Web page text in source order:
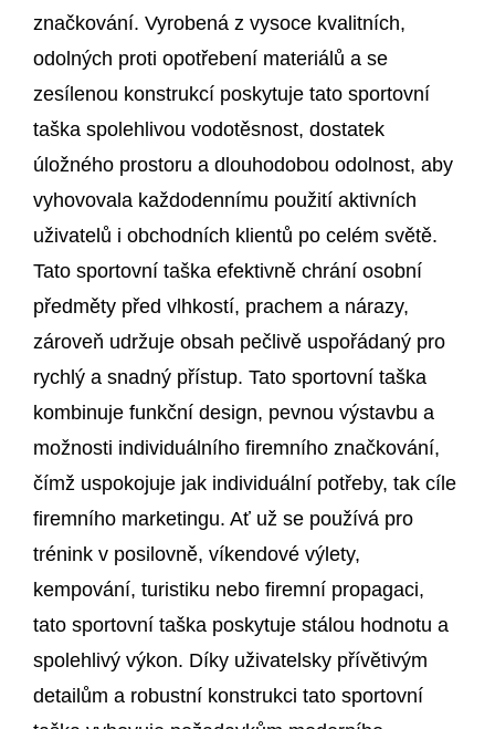
značkování. Vyrobená z vysoce kvalitních,
odolných proti opotřebení materiálů a se
zesílenou konstrukcí poskytuje tato sportovní
taška spolehlivou vodotěsnost, dostatek
úložného prostoru a dlouhodobou odolnost, aby
vyhovovala každodennímu použití aktivních
uživatelů i obchodních klientů po celém světě.
Tato sportovní taška efektivně chrání osobní
předměty před vlhkostí, prachem a nárazy,
zároveň udržuje obsah pečlivě uspořádaný pro
rychlý a snadný přístup. Tato sportovní taška
kombinuje funkční design, pevnou výstavbu a
možnosti individuálního firemního značkování,
čímž uspokojuje jak individuální potřeby, tak cíle
firemního marketingu. Ať už se používá pro
trénink v posilovně, víkendové výlety,
kempování, turistiku nebo firemní propagaci,
tato sportovní taška poskytuje stálou hodnotu a
spolehlivý výkon. Díky uživatelsky přívětivým
detailům a robustní konstrukci tato sportovní